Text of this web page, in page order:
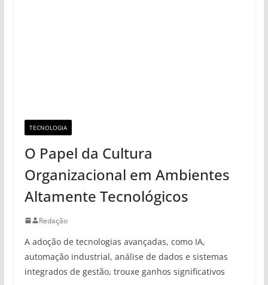
TECNOLOGIA
O Papel da Cultura
Organizacional em Ambientes
Altamente Tecnológicos
Redação
A adoção de tecnologias avançadas, como IA,
automação industrial, análise de dados e sistemas
integrados de gestão, trouxe ganhos significativos